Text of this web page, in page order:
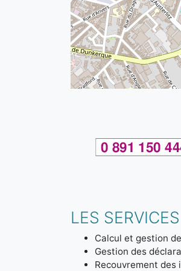
LES
Calcul et gestion
Gestion des
Recouvrement des